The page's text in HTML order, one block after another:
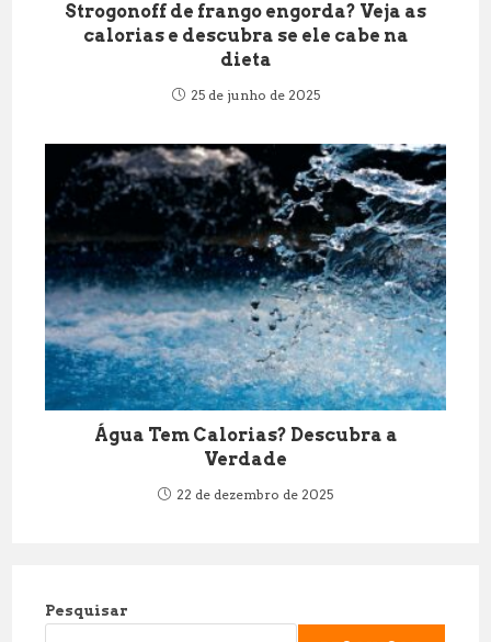
Strogonoff de frango engorda? Veja as
calorias e descubra se ele cabe na
dieta
25 de junho de 2025
Água Tem Calorias? Descubra a
Verdade
22 de dezembro de 2025
Pesquisar